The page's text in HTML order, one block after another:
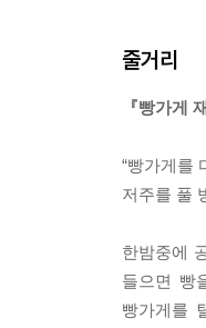
줄거리
『빵가게
“빵가게를
저주를 풀
한밤중에
들으면 빵
빵가게를